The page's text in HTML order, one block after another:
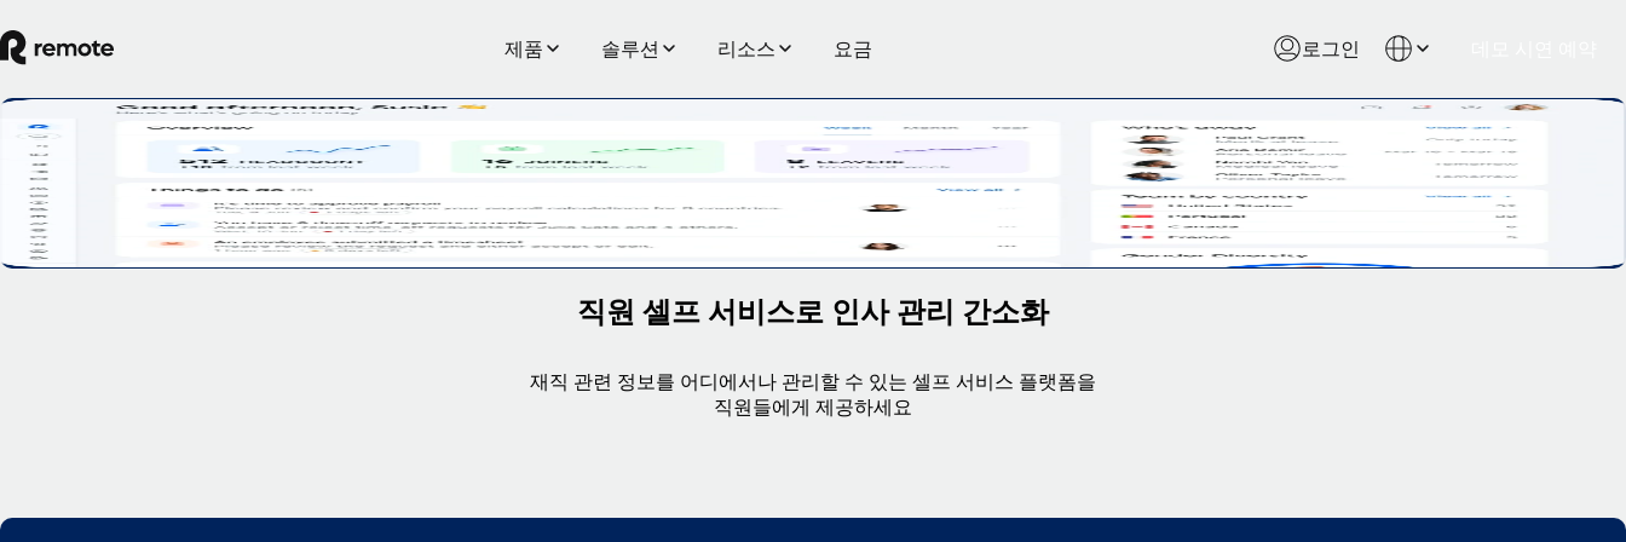
제품 솔루션 리소스 요금 로그인
직원 셀프 서비스
직원들이 일반적인 HR 업무를 웹이나 모바일에서 셀프 서비스로 처리할 수 있도록 지원하세요.
데모 시연 예약
직원 셀프 서비스로 인사 관리 간소화
재직 관련 정보를 어디에서나 관리할 수 있는 셀프 서비스 플랫폼을
직원들에게 제공하세요